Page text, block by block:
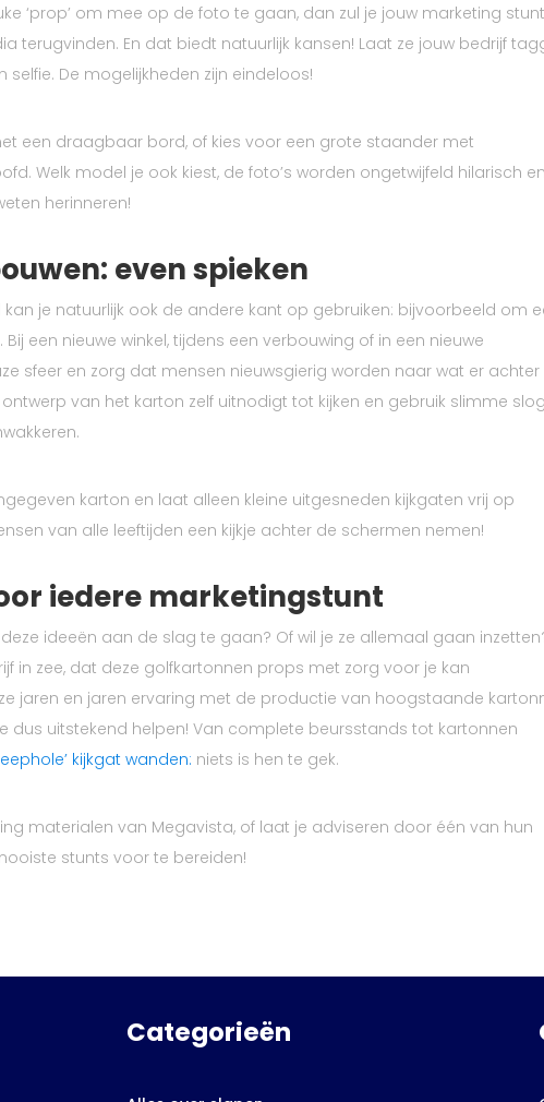
‘prop’ om mee op de foto te gaan, dan zul je jouw marketing stunt
terugvinden. En dat biedt natuurlijk kansen! Laat ze jouw bedrijf
De mogelijkheden zijn eindeloos!
een draagbaar bord, of kies voor een grote staander met
Welk model je ook kiest, de foto’s worden ongetwijfeld hilarisch en
herinneren!
even spieken
je natuurlijk ook de andere kant op gebruiken: bijvoorbeeld om
een nieuwe winkel, tijdens een verbouwing of in een nieuwe
sfeer en zorg dat mensen nieuwsgierig worden naar wat er achter
van het karton zelf uitnodigt tot kijken en gebruik slimme
karton en laat alleen kleine uitgesneden kijkgaten vrij op
van alle leeftijden een kijkje achter de schermen nemen!
iedere marketingstunt
ideeën aan de slag te gaan? Of wil je ze allemaal gaan
in zee, dat deze golfkartonnen props met zorg voor je kan
jaren en jaren ervaring met de productie van hoogstaande
dus uitstekend helpen! Van complete beursstands tot kartonnen
kijkgat wanden: niets is hen te gek.
materialen van Megavista, of laat je adviseren door één van hun
stunts voor te bereiden!
Categorieën